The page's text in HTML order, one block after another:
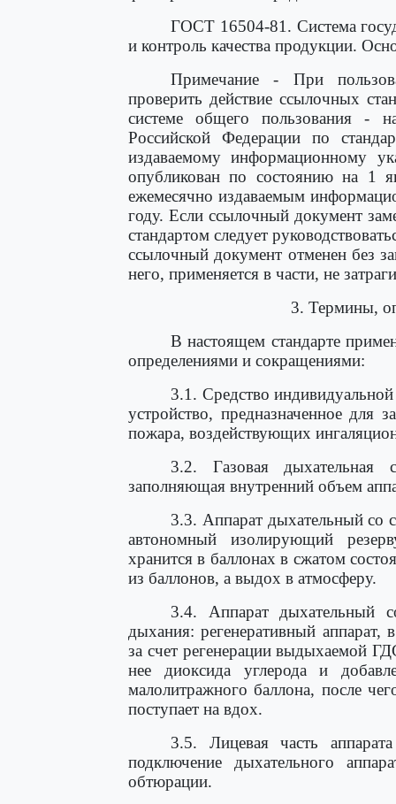
ГОСТ 16504-81. Система
и контроль качества продукции.
Примечание - При
проверить действие ссылочных
системе общего пользования -
Российской Федерации по
издаваемому информационному
опубликован по состоянию на 1
ежемесячно издаваемым
году. Если ссылочный документ
стандартом следует
ссылочный документ отменен без
него, применяется в части, не
3. Термины,
В настоящем стандарте
определениями и сокращениями:
3.1. Средство
устройство, предназначенное
пожара, воздействующих
3.2. Газовая
заполняющая внутренний объем
3.3. Аппарат дыхательный
автономный изолирующий
хранится в баллонах в сжатом
из баллонов, а выдох в атмосферу.
3.4. Аппарат дыхательный
дыхания: регенеративный аппарат,
за счет регенерации выдыхаемой
нее диоксида углерода и
малолитражного баллона, после
поступает на вдох.
3.5. Лицевая часть
подключение дыхательного
обтюрации.